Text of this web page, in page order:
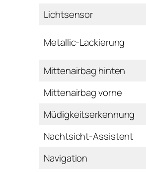
Lichtsensor
Metallic-Lackierung
Mittenairbag hinten
Mittenairbag vorne
Müdigkeitserkennung
Nachtsicht-Assistent
Navigation